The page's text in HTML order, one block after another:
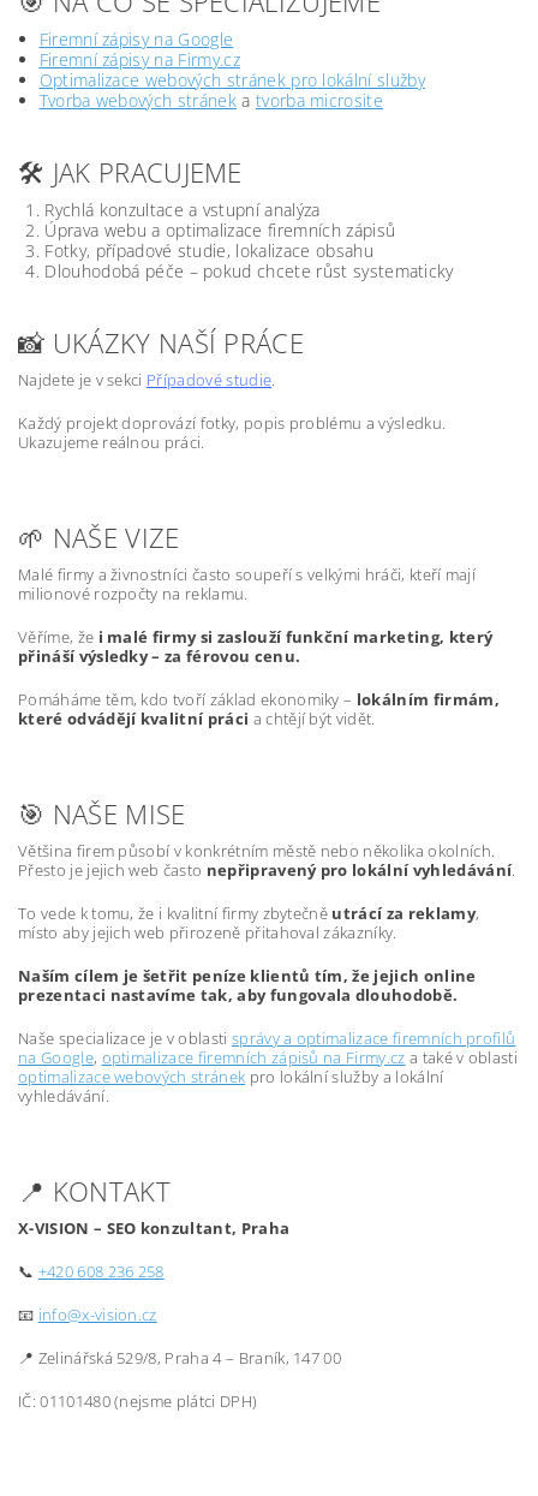
Firemní zápisy na Google
Firemní zápisy na Firmy.cz
Optimalizace webových stránek pro lokální služby
Tvorba webových stráneka tvorba microsite
🛠️ JAK PRACUJEME
Rychlá konzultace a vstupní analýza
Úprava webu a optimalizace firemních zápisů
Fotky, případové studie, lokalizace obsahu
Dlouhodobá péče – pokud chcete růst systematicky
📸 UKÁZKY NAŠÍ PRÁCE
Najdete je v sekci Případové studie.
Každý projekt doprovází fotky, popis problému a výsledku.
Ukazujeme reálnou práci.
🌱 NAŠE VIZE
Malé firmy a živnostníci často soupeří s velkými hráči, kteří mají
milionové rozpočty na reklamu.
Věříme, že i malé firmy si zaslouží funkční marketing, který
přináší výsledky – za férovou cenu.
Pomáháme těm, kdo tvoří základ ekonomiky – lokálním firmám,
které odvádějí kvalitní práci a chtějí být vidět.
🎯 NAŠE MISE
Většina firem působí v konkrétním městě nebo několika okolních.
Přesto je jejich web často nepřipravený pro lokální vyhledávání.
To vede k tomu, že i kvalitní firmy zbytečně utrácí za reklamy,
místo aby jejich web přirozeně přitahoval zákazníky.
Naším cílem je šetřit peníze klientů tím, že jejich online
prezentaci nastavíme tak, aby fungovala dlouhodobě.
Naše specializace je v oblasti správy a optimalizace firemních profilů
na Google, optimalizace firemních zápisů na Firmy.cz a také v oblasti
optimalizace webových stránek pro lokální služby a lokální
vyhledávání.
📍 KONTAKT
X-VISION – SEO konzultant, Praha
📞 +420 608 236 258
📧 info@x-vision.cz
📍 Zelinářská 529/8, Praha 4 – Braník, 147 00
IČ: 01101480 (nejsme plátci DPH)